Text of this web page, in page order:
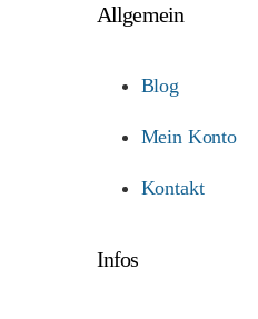
Allgemein
Blog
Mein Konto
Kontakt
Infos